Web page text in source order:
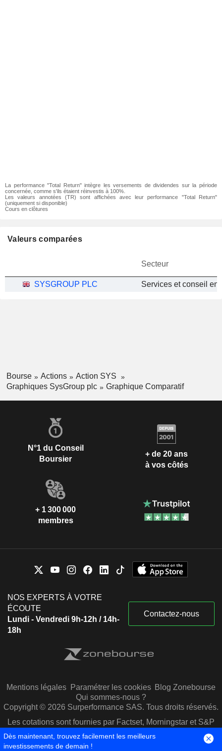
La performance "Total Return" intègre les versements de dividendes sur la période
concernée, comme s'ils étaient réinvestis à 100%.
Les valeurs annotées (TR) sont affichées avec leur performance "Total Return"
(uniquement si disponible)
Cours en clôtures
Valeurs comparées
Secteur
SYSGROUP PLC
Bourse Actions
Action SYS
Graphiques SysGroup plc
Graphique Comparatif
N°1 du Conseil
Boursier
+ de 20 ans
à vos côtés
+ 1 300 000
membres
NOS EXPERTS À VOTRE
ÉCOUTE
Lundi - Vendredi 9h-12h / 14h-
18h
Contactez-nous
Mentions légales Paramétrer les cookies Blog Zonebourse
Qui sommes-nous ?
Copyright © 2026 Surperformance SAS. Tous droits réservés.
Les cotations sont fournies par Factset, Morningstar et S&P
Capital IQ
Dès maintenant, trouvez facilement les meilleurs
investissements de demain !